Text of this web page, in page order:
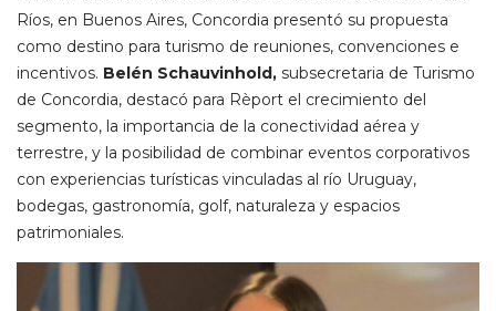
Ríos, en Buenos Aires, Concordia presentó su propuesta
como destino para turismo de reuniones, convenciones e
incentivos. Belén Schauvinhold, subsecretaria de Turismo
de Concordia, destacó para Rèport el crecimiento del
segmento, la importancia de la conectividad aérea y
terrestre, y la posibilidad de combinar eventos corporativos
con experiencias turísticas vinculadas al río Uruguay,
bodegas, gastronomía, golf, naturaleza y espacios
patrimoniales.